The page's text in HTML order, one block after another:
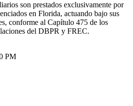
son prestados exclusivamente por
en Florida, actuando bajo sus
conforme al Capítulo 475 de los
del DBPR y FREC.
PM